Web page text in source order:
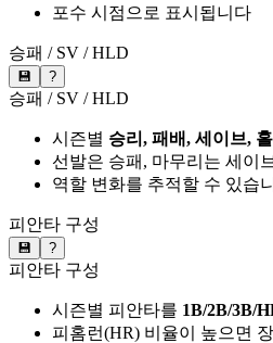
포수 시점으로 표시됩니다
승패 / SV / HLD
💾 ?
승패 / SV / HLD
시즌별 승리, 패배, 세이브,
선발은 승패, 마무리는 세이
역할 변화를 추적할 수 있습
피안타 구성
💾 ?
피안타 구성
시즌별 피안타를 1B/2B/3B/
피홈런(HR) 비율이 높으면